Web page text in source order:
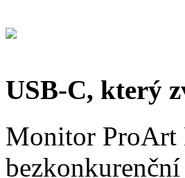
USB-C, který
Monitor ProArt